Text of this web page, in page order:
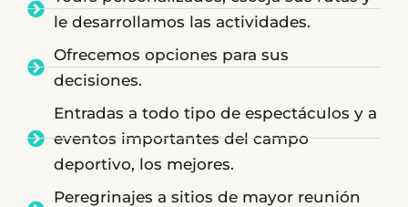
le desarrollamos las actividades.
Ofrecemos opciones para sus
decisiones.
Entradas a todo tipo de espectáculos y a
eventos importantes del campo
deportivo, los mejores.
Peregrinajes a sitios de mayor reunión